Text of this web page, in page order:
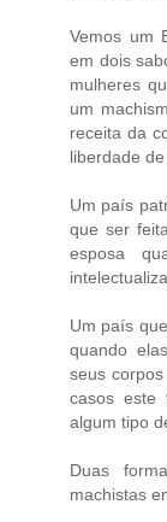
Vemos um
em dois
mulheres
um
receita da
liberdade
Um país
que ser
esposa
Um país
quando
seus
casos este
algum tipo
Duas
machistas